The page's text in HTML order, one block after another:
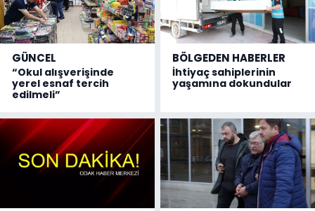
GÜNCEL
“Okul alışverişinde
yerel esnaf tercih
edilmeli”
BÖLGEDEN HABERLER
İhtiyaç sahiplerinin
yaşamına dokundular